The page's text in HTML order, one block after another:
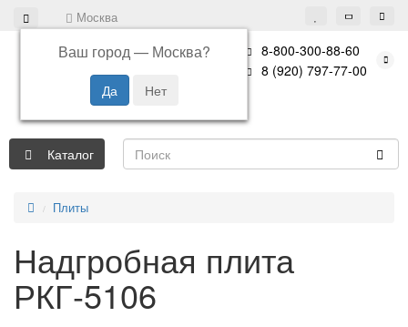
Москва
Ваш город — Москва?
8-800-300-88-60
8 (920) 797-77-00
Каталог
Плиты
Надгробная плита
РКГ-5106